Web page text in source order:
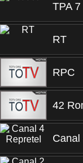
TPA 7
RT
RPC
42
Canal